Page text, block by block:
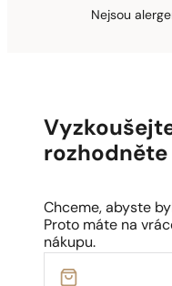
Nejsou
rozhodněte
Chceme, abyste
Proto máte na
nákupu.